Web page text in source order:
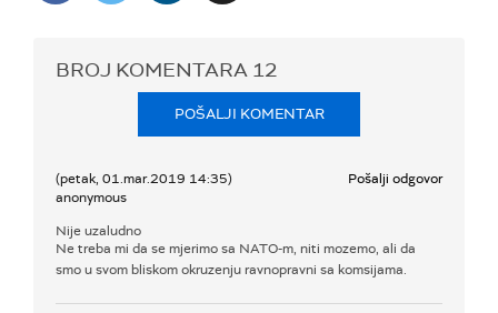
BROJ KOMENTARA 12
POŠALJI KOMENTAR
(petak, 01.mar.2019 14:35)
anonymous
Pošalji odgovor
Nije uzaludno
Ne treba mi da se mjerimo sa NATO-m, niti mozemo, ali da
smo u svom bliskom okruzenju ravnopravni sa komsijama.